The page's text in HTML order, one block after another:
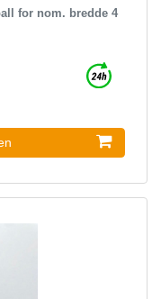
for nom. bredde 4